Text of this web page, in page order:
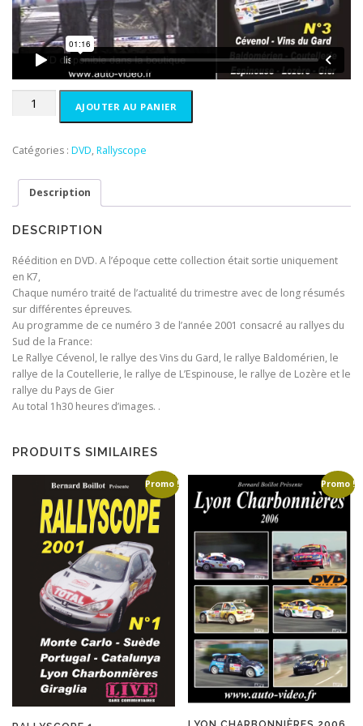
i
a
l
:
5
,
0
.
e
e
s
:
,
0
€
quantité
3
AJOUTER AU PANIER
Catégories : DVD, Rallyscope
Description
DESCRIPTION
Réédition en DVD. A l’époque cette collection était sortie uniquement
en K7,
Chaque numéro traité de l’actualité du trimestre avec de long résumés
sur différentes épreuves.
Au programme de ce numéro 3 de l’année 2001 consacré au rallyes du
Sud de la France:
Le Rallye Cévenol, le rallye des Vins du Gard, le rallye Baldomérien, le
rallye de la Coutellerie, le rallye de L’Espinouse, le rallye de Lozère et le
rallye du Pays de Gier
Au total 1h30 heures d’images. .
PRODUITS SIMILAIRES
Promo ! Promo !